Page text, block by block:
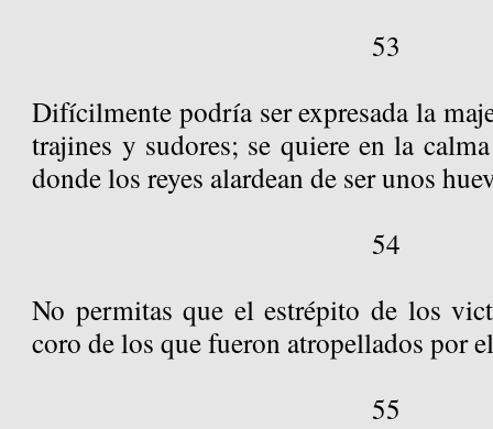
53
Difícilmente podría ser expresada la
trajines y sudores; se quiere en la
donde los reyes alardean de ser unos
54
No permitas que el estrépito de los
coro de los que fueron atropellados por
55